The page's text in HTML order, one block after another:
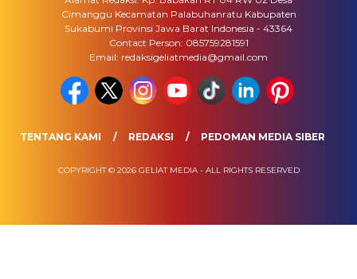
Cimanggu Kecamatan Palabuhanratu Kabupaten
Sukabumi Provinsi Jawa Barat Indonesia - 43364
Contact Person: 085759281591
Email: redaksigeliatmedia@gmail.com
TENTANG KAMI REDAKSI PEDOMAN MEDIA SIBER
COPYRIGHT © 2026 GELIAT MEDIA - ALL RIGHTS RESERVED